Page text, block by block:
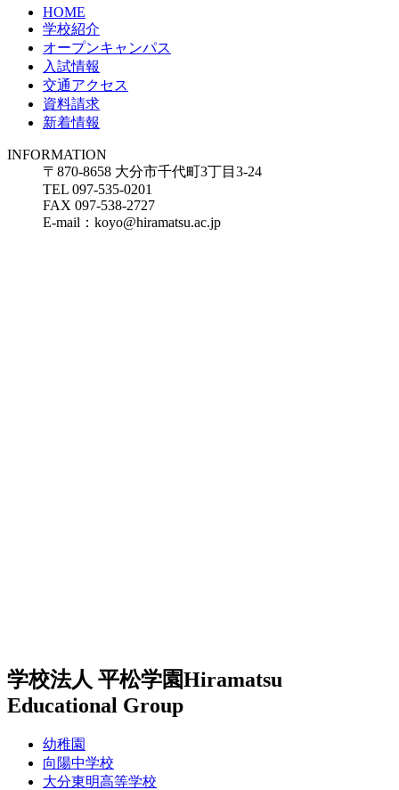
HOME
学校紹介
オープンキャンパス
入試情報
交通アクセス
資料請求
新着情報
INFORMATION
〒870-8658 大分市千代町3丁目3-24
TEL 097-535-0201
FAX 097-538-2727
E-mail：koyo@hiramatsu.ac.jp
学校法人 平松学園Hiramatsu
Educational Group
幼稚園
向陽中学校
大分東明高等学校